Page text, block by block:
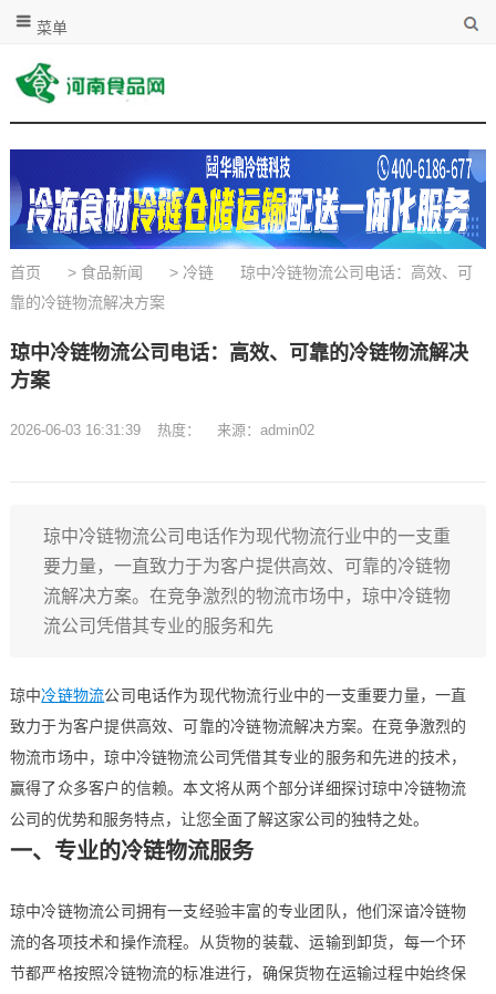
菜单
首页 > 食品新闻 > 冷链
琼中冷链物流公司电话：高效、可
靠的冷链物流解决方案
琼中冷链物流公司电话：高效、可靠的冷链物流解决
方案
2026-06-03 16:31:39 热度： 来源：admin02
琼中冷链物流公司电话作为现代物流行业中的一支重
要力量，一直致力于为客户提供高效、可靠的冷链物
流解决方案。在竞争激烈的物流市场中，琼中冷链物
流公司凭借其专业的服务和先
琼中冷链物流公司电话作为现代物流行业中的一支重要力量，一直
致力于为客户提供高效、可靠的冷链物流解决方案。在竞争激烈的
物流市场中，琼中冷链物流公司凭借其专业的服务和先进的技术，
赢得了众多客户的信赖。本文将从两个部分详细探讨琼中冷链物流
公司的优势和服务特点，让您全面了解这家公司的独特之处。
一、专业的冷链物流服务
琼中冷链物流公司拥有一支经验丰富的专业团队，他们深谙冷链物
流的各项技术和操作流程。从货物的装载、运输到卸货，每一个环
节都严格按照冷链物流的标准进行，确保货物在运输过程中始终保